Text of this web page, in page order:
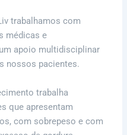
trabalhamos com
médicas e
apoio multidisciplinar
nossos pacientes.
trabalha
que apresentam
com sobrepeso e com